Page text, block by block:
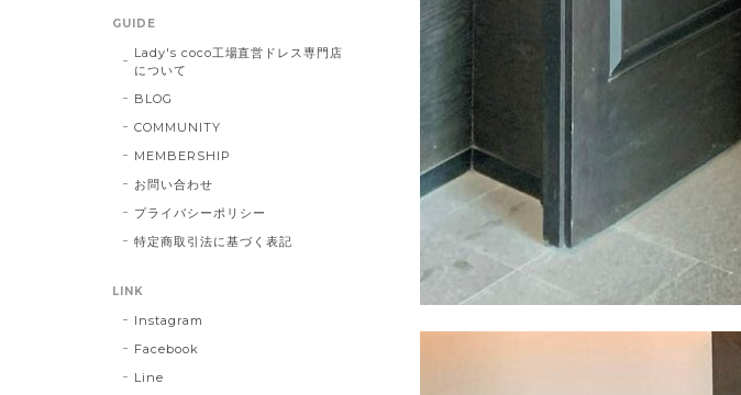
GUIDE
Lady's coco工場直営ドレス専門店
について
BLOG
COMMUNITY
MEMBERSHIP
お問い合わせ
プライバシーポリシー
特定商取引法に基づく表記
LINK
Instagram
Facebook
Line